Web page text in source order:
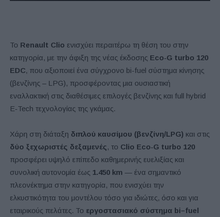
Το Renault Clio ενισχύει περαιτέρω τη θέση του στην
κατηγορία, με την άφιξη της νέας έκδοσης Eco‑G turbo 120
EDC, που αξιοποιεί ένα σύγχρονο bi-fuel σύστημα κίνησης
(βενζίνης – LPG), προσφέροντας μια ουσιαστική
εναλλακτική στις διαθέσιμες επιλογές βενζίνης και full hybrid
E-Tech τεχνολογίας της γκάμας.
Χάρη στη διάταξη διπλού καυσίμου (βενζίνη/LPG) και στις
δύο ξεχωριστές δεξαμενές , το Clio Eco‑G turbo 120
προσφέρει υψηλό επίπεδο καθημερινής ευελιξίας και
συνολική αυτονομία έως 1.450 km — ένα σημαντικό
πλεονέκτημα στην κατηγορία, που ενισχύει την
ελκυστικότητα του μοντέλου τόσο για ιδιώτες, όσο και για
εταιρικούς πελάτες. Το εργοστασιακό σύστημα bi–fuel